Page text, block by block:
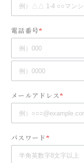
電話番号*
メールアドレス*
パスワード*